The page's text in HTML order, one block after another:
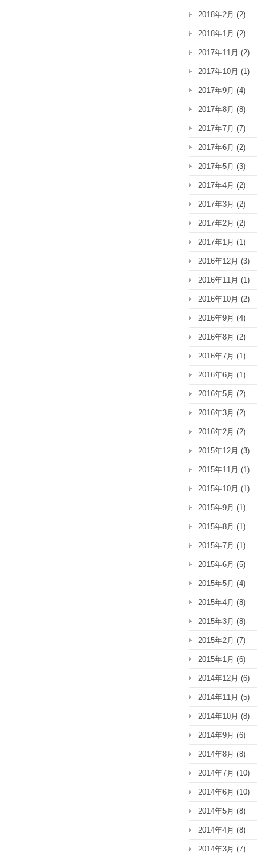
2018年2月 (2)
2018年1月 (2)
2017年11月 (2)
2017年10月 (1)
2017年9月 (4)
2017年8月 (8)
2017年7月 (7)
2017年6月 (2)
2017年5月 (3)
2017年4月 (2)
2017年3月 (2)
2017年2月 (2)
2017年1月 (1)
2016年12月 (3)
2016年11月 (1)
2016年10月 (2)
2016年9月 (4)
2016年8月 (2)
2016年7月 (1)
2016年6月 (1)
2016年5月 (2)
2016年3月 (2)
2016年2月 (2)
2015年12月 (3)
2015年11月 (1)
2015年10月 (1)
2015年9月 (1)
2015年8月 (1)
2015年7月 (1)
2015年6月 (5)
2015年5月 (4)
2015年4月 (8)
2015年3月 (8)
2015年2月 (7)
2015年1月 (6)
2014年12月 (6)
2014年11月 (5)
2014年10月 (8)
2014年9月 (6)
2014年8月 (8)
2014年7月 (10)
2014年6月 (10)
2014年5月 (8)
2014年4月 (8)
2014年3月 (7)